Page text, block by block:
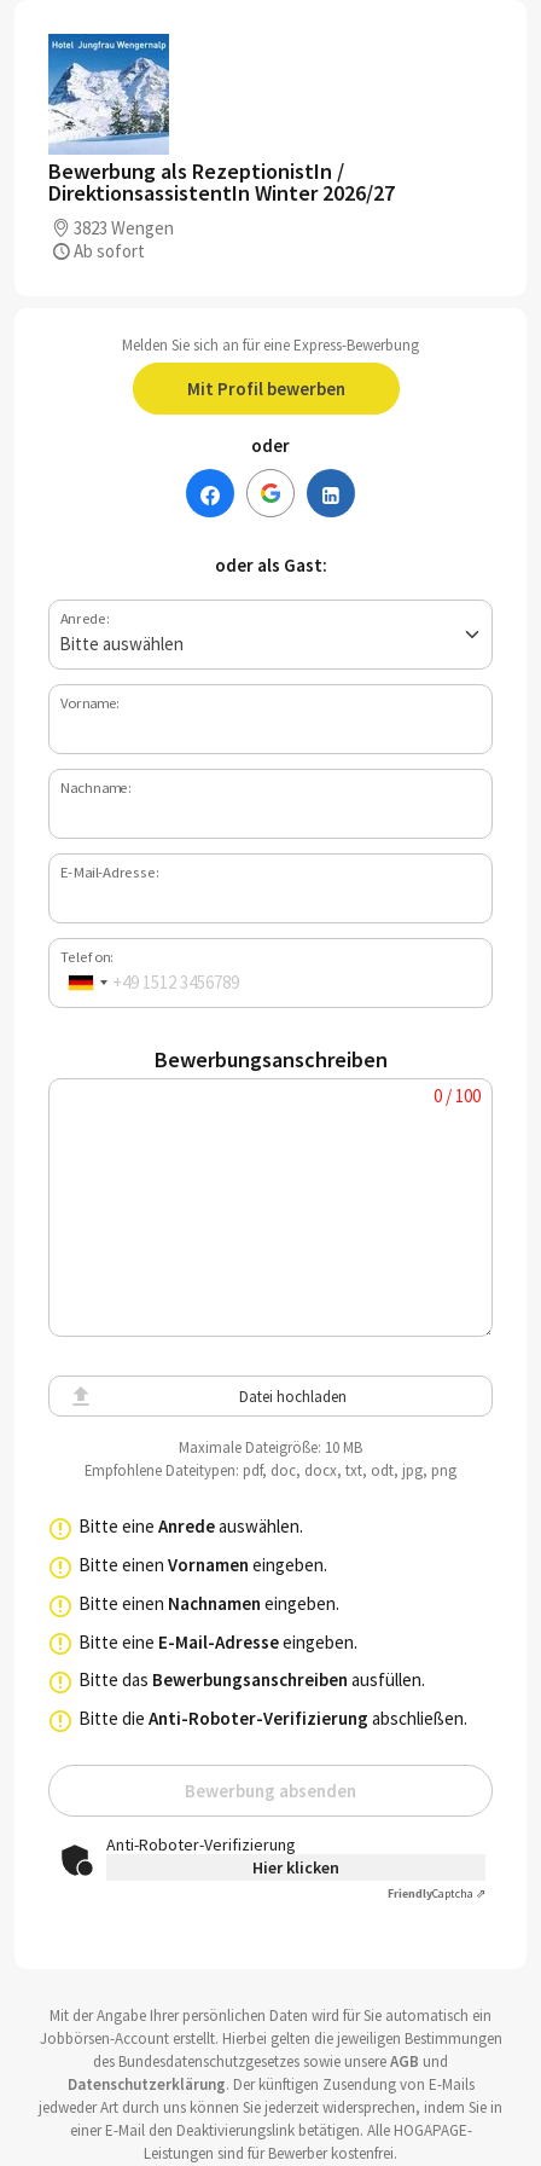
Bewerbung als RezeptionistIn /
DirektionsassistentIn Winter 2026/27
3823 Wengen
Ab sofort
Melden Sie sich an für eine Express-Bewerbung
Mit Profil bewerben
oder
oder als Gast:
Anrede:
Vorname:
Nachname:
E-Mail-Adresse:
Telefon:
Bewerbungsanschreiben
0 / 100
Datei hochladen
Maximale Dateigröße: 10 MB
Empfohlene Dateitypen: pdf, doc, docx, txt, odt, jpg, png
Bitte eine Anredeauswählen.
Bitte einen Vornamen eingeben.
Bitte einen Nachnamen eingeben.
Bitte eine E-Mail-Adresseeingeben.
Bitte das Bewerbungsanschreiben ausfüllen.
Bitte die Anti-Roboter-Verifizierung abschließen.
Bewerbung absenden
Anti-Roboter-Verifizierung
Hier klicken
FriendlyCaptcha ⇗
Mit der Angabe Ihrer persönlichen Daten wird für Sie automatisch ein
Jobbörsen-Account erstellt. Hierbei gelten die jeweiligen Bestimmungen
des Bundesdatenschutzgesetzes sowie unsereAGB und
Datenschutzerklärung. Der künftigen Zusendung von E-Mails
jedweder Art durch uns können Sie jederzeit widersprechen, indem Sie in
einer E-Mail den Deaktivierungslink betätigen. Alle HOGAPAGE-
Leistungen sind für Bewerber kostenfrei.